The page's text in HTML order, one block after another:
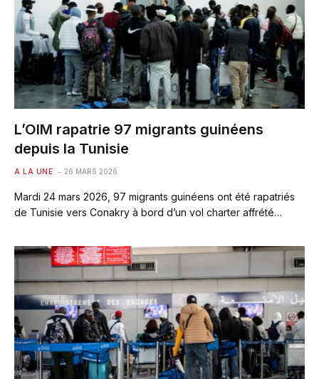
L’OIM rapatrie 97 migrants guinéens
depuis la Tunisie
A LA UNE 26 MARS 2026
Mardi 24 mars 2026, 97 migrants guinéens ont été rapatriés
de Tunisie vers Conakry à bord d’un vol charter affrété…